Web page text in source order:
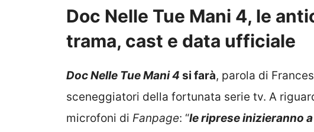
Doc Nelle Tue Mani 4, le
trama, cast e data ufficiale
Doc Nelle Tue Mani 4 si farà, parola di
sceneggiatori della fortunata serie tv. A
microfoni di Fanpage: “le riprese inizieranno